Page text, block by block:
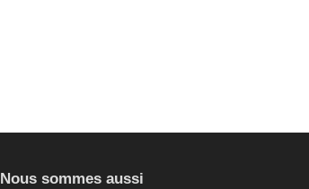
Nous sommes aussi